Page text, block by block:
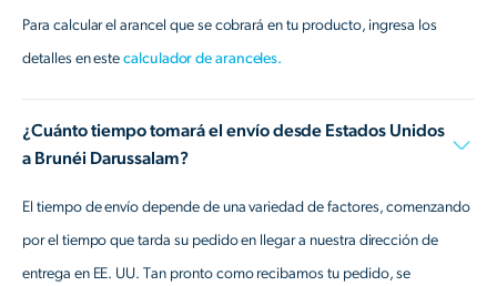
Para calcular el arancel que se cobrará en tu producto, ingresa los
detalles en estecalculador de aranceles.
¿Cuánto tiempo tomará el envío desde Estados Unidos
a Brunéi Darussalam?
El tiempo de envío depende de una variedad de factores, comenzando
por el tiempo que tarda su pedido en llegar a nuestra dirección de
entrega en EE. UU. Tan pronto como recibamos tu pedido, se